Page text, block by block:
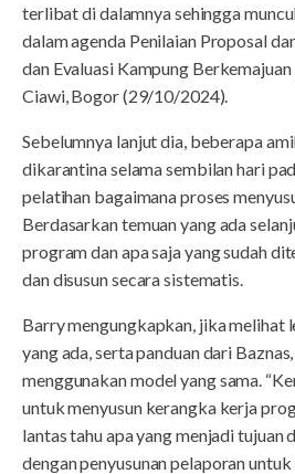
terlibat di dalamnya sehingga
dalam agenda Penilaian Proposal
dan Evaluasi Kampung
Ciawi, Bogor (29/10/2024).
Sebelumnya lanjut dia, beberapa
dikarantina selama sembilan hari
pelatihan bagaimana proses
Berdasarkan temuan yang ada
program dan apa saja yang sudah
dan disusun secara sistematis.
Barry mengungkapkan, jika melihat
yang ada, serta panduan dari
menggunakan model yang sama.
untuk menyusun kerangka kerja
lantas tahu apa yang menjadi tujuan
dengan penyusunan pelaporan